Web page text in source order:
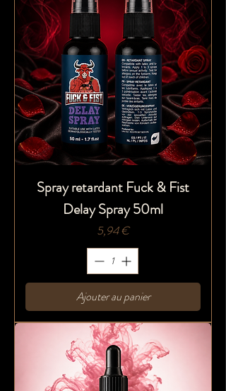
Spray retardant Fuck & Fist
Delay Spray 50ml
Prix
5,94 €
Ajouter au panier